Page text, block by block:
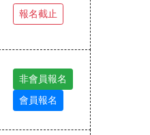
報名截止
非會員報名
會員報名